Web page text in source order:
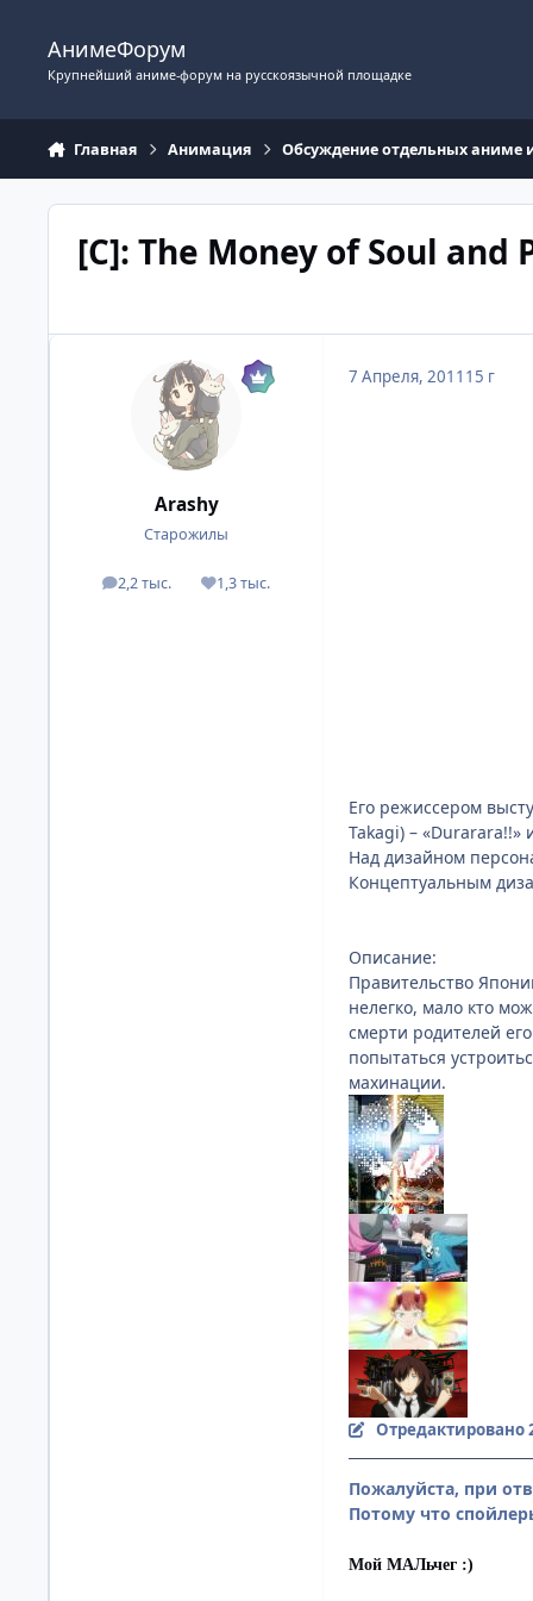
АнимеФорум
Крупнейший аниме-форум на русскоязычной площадке
Главная Анимация Обсуждение отдельных аниме
[C]: The Money of Soul
Arashy
Старожилы
2,2 тыс.
посты 1,3 тыс.
Репутация
7 Апреля, 2011 15 г
Его режиссером
Takagi) – «Durarara!!»
Над дизайном
Концептуальным
Описание:
Правительство
нелегко, мало кто
смерти родителей
попытаться
махинации.
Отредактировано
Пожалуйста, при
Потому что
Мой МАЛьчег :)